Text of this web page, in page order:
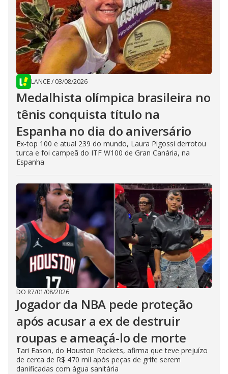
LANCE/ 03/08/2026
Medalhista olímpica brasileira no
tênis conquista título na
Espanha no dia do aniversário
Ex-top 100 e atual 239 do mundo, Laura Pigossi derrotou
turca e foi campeã do ITF W100 de Gran Canária, na
Espanha
DO R7/01/08/2026
Jogador da NBA pede proteção
após acusar a ex de destruir
roupas e ameaçá-lo de morte
Tari Eason, do Houston Rockets, afirma que teve prejuízo
de cerca de R$ 470 mil após peças de grife serem
danificadas com água sanitária